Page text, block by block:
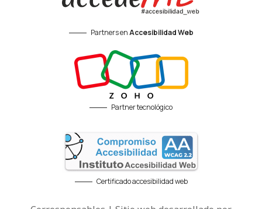
Partners enAccesibilidad Web
Partner tecnológico
Certificado accesibilidad web